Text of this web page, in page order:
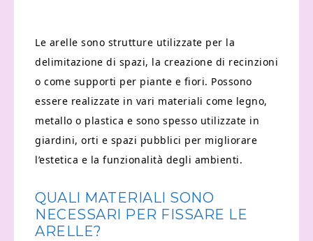
Le arelle sono strutture utilizzate per la
delimitazione di spazi, la creazione di recinzioni
o come supporti per piante e fiori. Possono
essere realizzate in vari materiali come legno,
metallo o plastica e sono spesso utilizzate in
giardini, orti e spazi pubblici per migliorare
l’estetica e la funzionalità degli ambienti.
QUALI MATERIALI SONO
NECESSARI PER FISSARE LE
ARELLE?